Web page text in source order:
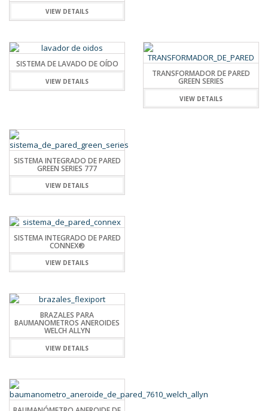
VIEW DETAILS
SISTEMA DE LAVADO DE OÍDO
VIEW DETAILS
TRANSFORMADOR DE PARED
GREEN SERIES
VIEW DETAILS
SISTEMA INTEGRADO DE PARED
GREEN SERIES 777
VIEW DETAILS
SISTEMA INTEGRADO DE PARED
CONNEX®
VIEW DETAILS
BRAZALES PARA
BAUMANOMETROS ANEROIDES
WELCH ALLYN
VIEW DETAILS